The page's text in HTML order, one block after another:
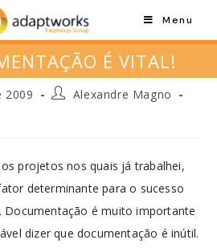
Menu
É VITAL!
2009
Alexandre Magno
projetos nos quais já trabalhei,
determinante para o sucesso
é muito importante
dizer que documentação é inútil.